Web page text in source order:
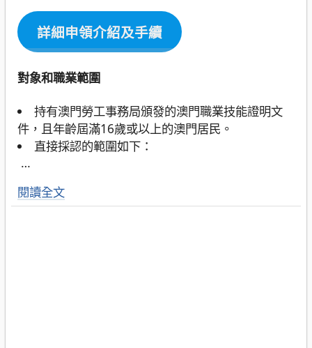
詳細申領介紹及手續
對象和職業範圍
持有澳門勞工事務局頒發的澳門職業技能證明文
件，且年齡屆滿16歲或以上的澳門居民。
直接採認的範圍如下：
…
閱讀全文